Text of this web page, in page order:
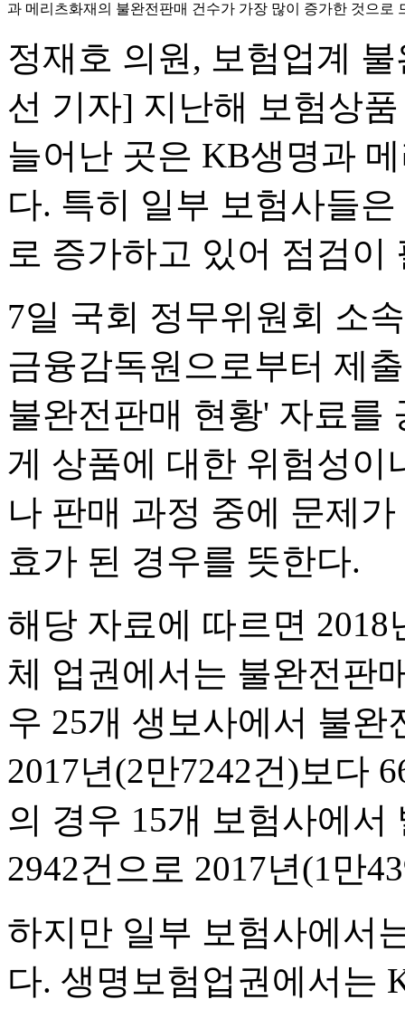
과 메리츠화재의 불완전판매 건수가 가장 많이 증가한 것으로
정재호 의원, 보험업계
선 기자] 지난해 보험상
늘어난 곳은 KB생명과
다. 특히 일부 보험사들
로 증가하고 있어 점검이
7일 국회 정무위원회 소
금융감독원으로부터 제
불완전판매 현황' 자료를
게 상품에 대한 위험성이
나 판매 과정 중에 문제
효가 된 경우를 뜻한다.
해당 자료에 따르면
체 업권에서는 불완전판
우 25개 생보사에서 불완
2017년(2만7242건)보다
의 경우 15개 보험사에
2942건으로 2017년(1만
하지만 일부 보험사에서
다. 생명보험업권에서는